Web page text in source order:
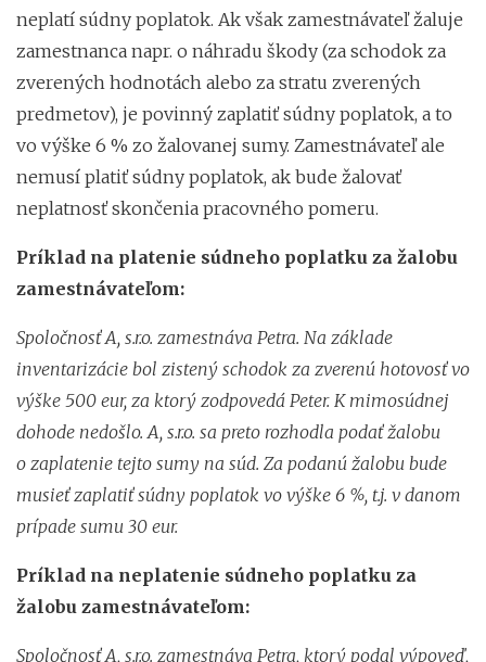
neplatí súdny poplatok. Ak však zamestnávateľ žaluje
zamestnanca napr. o náhradu škody (za schodok za
zverených hodnotách alebo za stratu zverených
predmetov), je povinný zaplatiť súdny poplatok, a to
vo výške 6 % zo žalovanej sumy. Zamestnávateľ ale
nemusí platiť súdny poplatok, ak bude žalovať
neplatnosť skončenia pracovného pomeru.
Príklad na platenie súdneho poplatku za žalobu
zamestnávateľom:
Spoločnosť A, s.r.o. zamestnáva Petra. Na základe
inventarizácie bol zistený schodok za zverenú hotovosť vo
výške 500 eur, za ktorý zodpovedá Peter. K mimosúdnej
dohode nedošlo. A, s.r.o. sa preto rozhodla podať žalobu
o zaplatenie tejto sumy na súd. Za podanú žalobu bude
musieť zaplatiť súdny poplatok vo výške 6 %, t.j. v danom
prípade sumu 30 eur.
Príklad na neplatenie súdneho poplatku za
žalobu zamestnávateľom:
Spoločnosť A, s.r.o. zamestnáva Petra, ktorý podal výpoveď,